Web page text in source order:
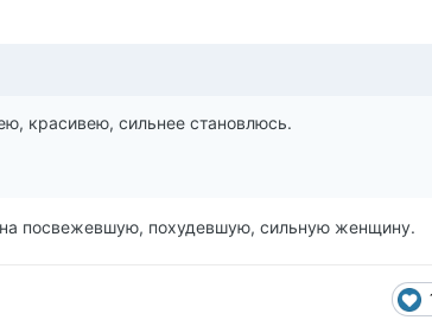
красивею, сильнее становлюсь.
посвежевшую, похудевшую, сильную женщину.